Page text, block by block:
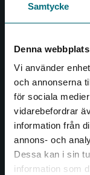
Samtycke
Denna
Vi använder
och annonserna
för sociala
vidarebefordrar
information från
annons- och
Dessa kan i sin
information som
såväl barn som
Kontakta oss
Kontakta oss
046-31 20 00
Box 141